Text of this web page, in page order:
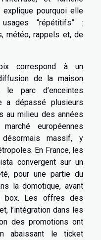
explique pourquoi elle
“répétitifs” :
météo, rappels et, de
correspond à un
de la maison
le parc d’enceintes
a dépassé plusieurs
au milieu des années
européennes
désormais massif, y
En France, les
convergent sur un
pour une partie du
la domotique, avant
box. Les offres des
l’intégration dans les
des promotions ont
abaissant le ticket